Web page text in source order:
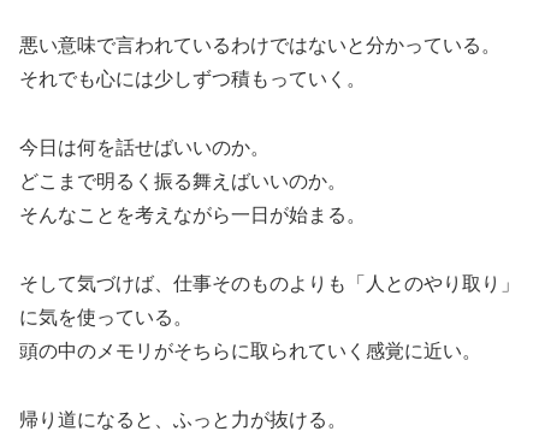
悪い意味で言われているわけではないと分かっている。
それでも心には少しずつ積もっていく。
今日は何を話せばいいのか。
どこまで明るく振る舞えばいいのか。
そんなことを考えながら一日が始まる。
そして気づけば、仕事そのものよりも「人とのやり取り」
に気を使っている。
頭の中のメモリがそちらに取られていく感覚に近い。
帰り道になると、ふっと力が抜ける。